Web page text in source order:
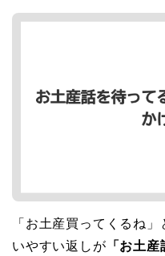
「お土産買ってくるね
いやすい返しが 「お土